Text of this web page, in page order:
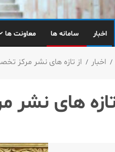
اخبار سامانه ها معاونت ها
اخبار از تازه های نشر مرکز
تازه های